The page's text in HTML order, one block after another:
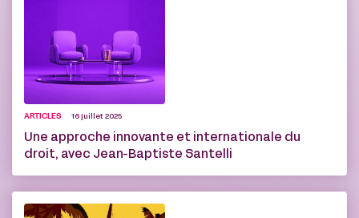
ARTICLES 16 juillet 2025
Une approche innovante et internationale du
droit, avec Jean-Baptiste Santelli